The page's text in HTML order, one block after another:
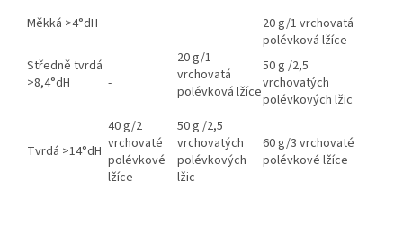
Měkká >4°dH - -
20 g/1 vrchovatá
polévková lžíce
Středně tvrdá
>8,4°dH
-
20 g/1
vrchovatá
polévková lžíce
50 g /2,5
vrchovatých
polévkových lžic
Tvrdá >14°dH
40 g/2
vrchovaté
polévkové
lžíce
50 g /2,5
vrchovatých
polévkových
lžic
60 g/3 vrchovaté
polévkové lžíce